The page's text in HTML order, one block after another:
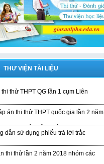
THƯ VIỆN TÀI LIỆU
thi thử THPT QG lần 1 cụm Liên
án thi thử THPT quốc gia lần 2 năm
KHTN của liên trường
dẫn sử dụng phiếu trả lời trắc
thi thử lần 2 năm 2018 nhóm các